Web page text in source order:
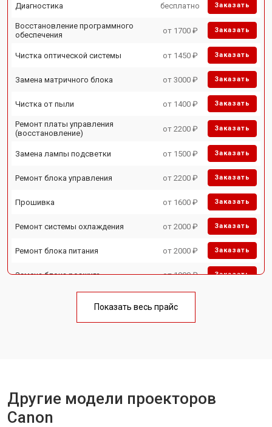
Диагностика бесплатно Заказать
Восстановление программного
обеспечения
от 1700 ₽ Заказать
Чистка оптической системы от 1450 ₽ Заказать
Замена матричного блока от 3000 ₽ Заказать
Чистка от пыли от 1400 ₽ Заказать
Ремонт платы управления
(восстановление)
от 2200 ₽ Заказать
Замена лампы подсветки от 1500 ₽ Заказать
Ремонт блока управления от 2200 ₽ Заказать
Прошивка от 1600 ₽ Заказать
Ремонт системы охлаждения от 2000 ₽ Заказать
Ремонт блока питания от 2000 ₽ Заказать
Замена блока розжига от 1900 ₽ Заказать
Показать весь прайс
Другие модели проекторов
Canon